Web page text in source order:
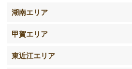
湖南エリア
甲賀エリア
東近江エリア